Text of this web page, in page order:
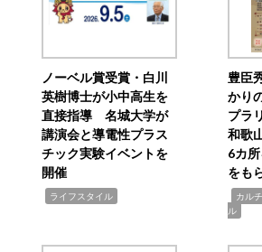
ノーベル賞受賞・白川
英樹博士が小中高生を
直接指導 名城大学が
講演会と導電性プラス
チック実験イベントを
開催
ライフスタイル
豊臣
かり
プラ
和歌
6カ
をも
カル
ル